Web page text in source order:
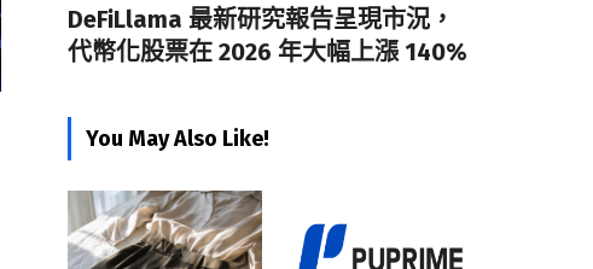
DeFiLlama 最新研究報告呈現市況，
代幣化股票在 2026 年大幅上漲 140%
You May Also Like!